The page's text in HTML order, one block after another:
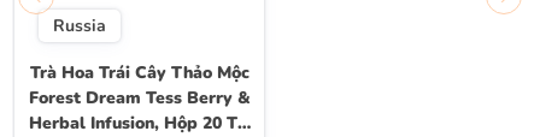
Russia
Trà Hoa Trái Cây Thảo Mộc
Forest Dream Tess Berry &
Herbal Infusion, Hộp 20 Túi